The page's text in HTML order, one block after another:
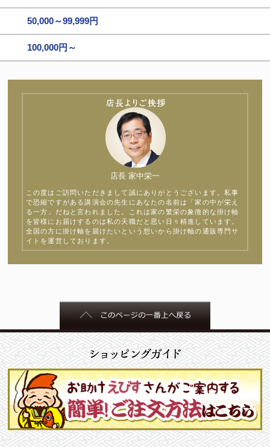
50,000～99,999円
100,000円～
店長 家中栄一
この度はご訪問いただきまして誠にありがとうございます。私事
で恐縮ですがある講演会の先生にあなたの名前は「家の中が栄え
る一方」だねと言われました。これは家の繁栄の象徴的な掛け軸
を皆様にお届けするのは私の天職だと思い日々精進しています。
全国の方に掛け軸を届けたいという想いから掛け軸の通販専門サ
イトを運営しております。